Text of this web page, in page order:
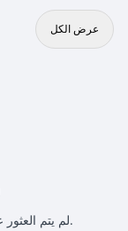
عرض الكل
لم يتم العثور على مقالات مطابقة للبحث الذي تم تحديده.